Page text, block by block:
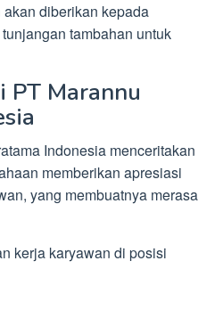
diberikan kepada
tambahan untuk
PT Marannu
Indonesia menceritakan
memberikan apresiasi
yang membuatnya merasa
kerja karyawan di posisi